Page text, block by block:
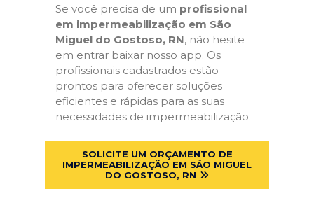
Se você precisa de um profissional
em impermeabilização em São
Miguel do Gostoso, RN, não hesite
em entrar baixar nosso app. Os
profissionais cadastrados estão
prontos para oferecer soluções
eficientes e rápidas para as suas
necessidades de impermeabilização.
SOLICITE UM ORÇAMENTO DE
IMPERMEABILIZAÇÃO EM SÃO MIGUEL
DO GOSTOSO, RN